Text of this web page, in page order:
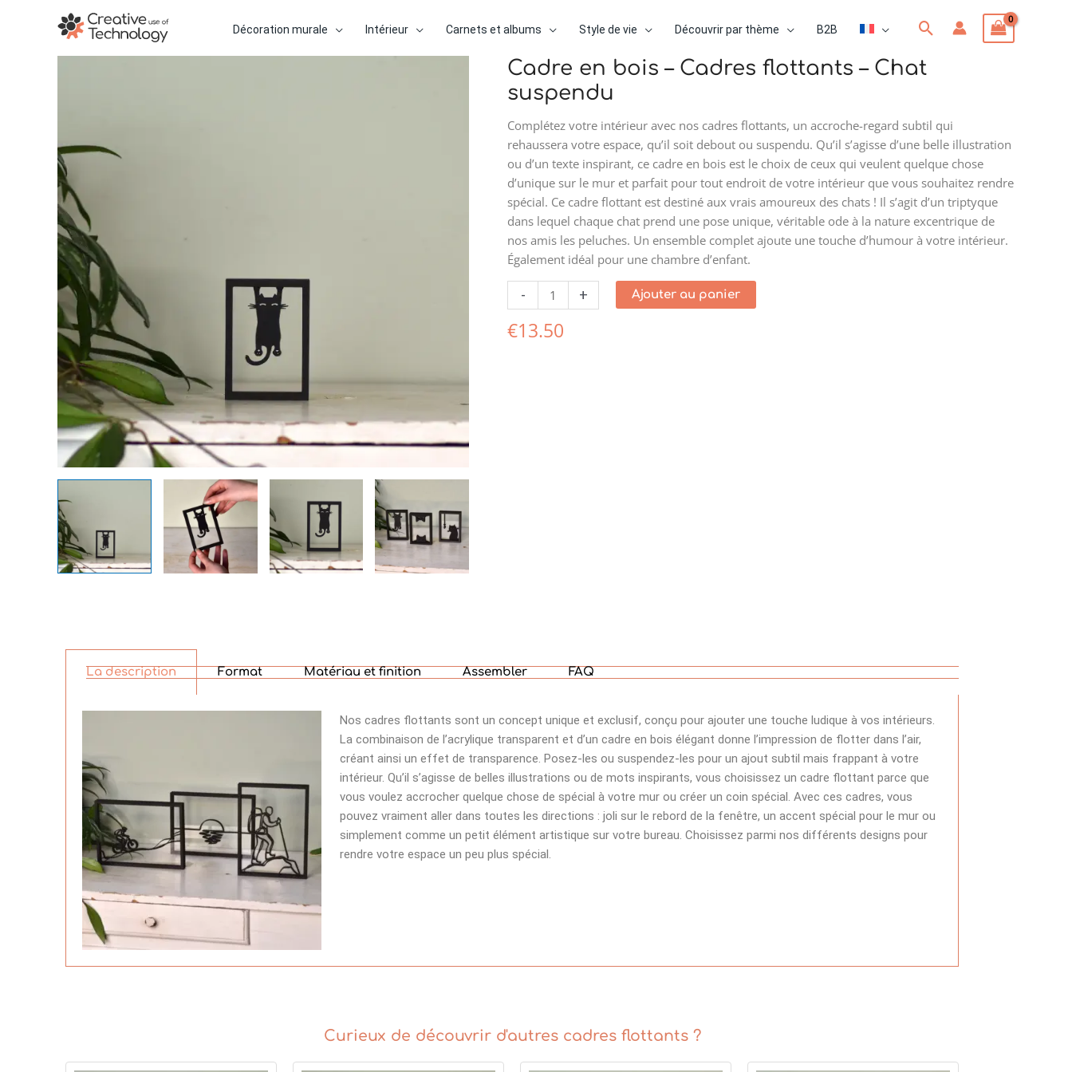
Décoration murale Intérieur Carnets et albums Style de vie Découvrir par thème B2B
Rechercher
Cadre en bois – Cadres flottants – Chat
suspendu
Complétez votre intérieur avec nos cadres flottants, un accroche-regard subtil qui
rehaussera votre espace, qu’il soit debout ou suspendu. Qu’il s’agisse d’une belle illustration
ou d’un texte inspirant, ce cadre en bois est le choix de ceux qui veulent quelque chose
d’unique sur le mur et parfait pour tout endroit de votre intérieur que vous souhaitez rendre
spécial. Ce cadre flottant est destiné aux vrais amoureux des chats ! Il s’agit d’un triptyque
dans lequel chaque chat prend une pose unique, véritable ode à la nature excentrique de
nos amis les peluches. Un ensemble complet ajoute une touche d’humour à votre intérieur.
Également idéal pour une chambre d’enfant.
-
quantité
Cadre
en
bois
-
Cadres
flottants
-
Chat
suspendu
+ Ajouter au panier
€13.50
La description Format Matériau et finition Assembler FAQ
Nos cadres flottants sont un concept unique et exclusif, conçu pour ajouter une touche ludique à vos intérieurs.
La combinaison de l’acrylique transparent et d’un cadre en bois élégant donne l’impression de flotter dans l’air,
créant ainsi un effet de transparence. Posez-les ou suspendez-les pour un ajout subtil mais frappant à votre
intérieur. Qu’il s’agisse de belles illustrations ou de mots inspirants, vous choisissez un cadre flottant parce que
vous voulez accrocher quelque chose de spécial à votre mur ou créer un coin spécial. Avec ces cadres, vous
pouvez vraiment aller dans toutes les directions : joli sur le rebord de la fenêtre, un accent spécial pour le mur ou
simplement comme un petit élément artistique sur votre bureau. Choisissez parmi nos différents designs pour
rendre votre espace un peu plus spécial.
Curieux de découvrir d'autres cadres flottants ?